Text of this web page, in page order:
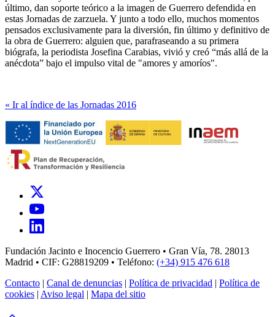
último, dan soporte teórico a la imagen de Guerrero defendida en
estas Jornadas de zarzuela. Y junto a todo ello, muchos momentos
pensados exclusivamente para la diversión, fin último y definitivo de
la obra de Guerrero: alguien que, parafraseando a su primera
biógrafa, la periodista Josefina Carabias, vivió y creó “más allá de la
anécdota” bajo el impulso vital de "amores y amoríos".
« Ir al índice de las Jornadas 2016
Fundación Jacinto e Inocencio Guerrero • Gran Vía, 78. 28013
Madrid • CIF: G28819209 • Teléfono: (+34) 915 476 618
Contacto | Canal de denuncias | Política de privacidad | Política de
cookies | Aviso legal | Mapa del sitio